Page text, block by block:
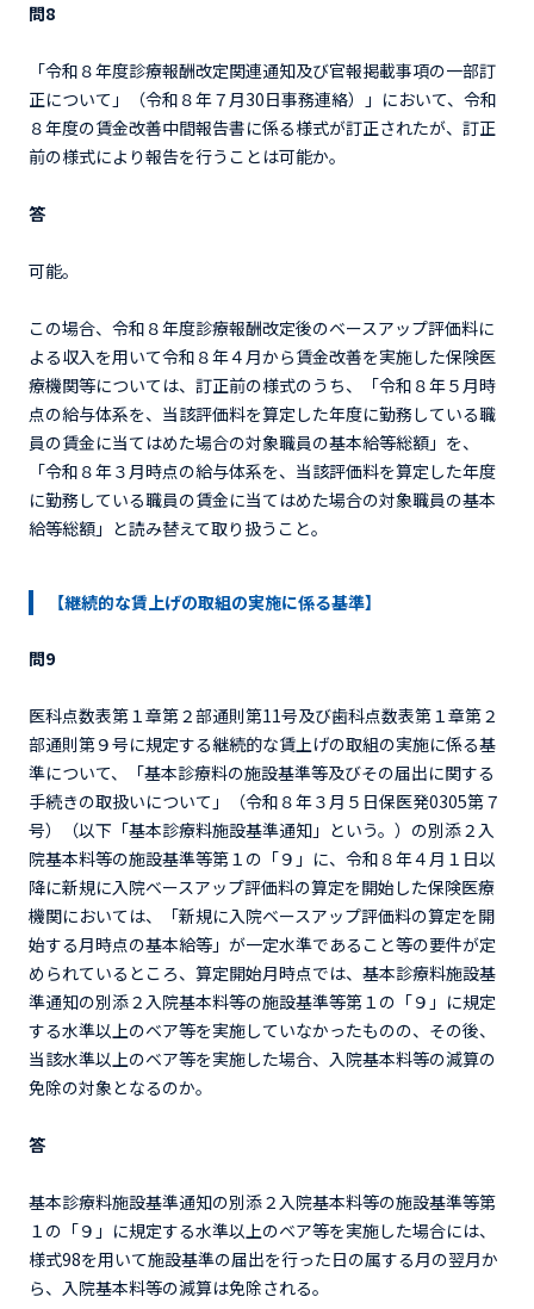
問8
「令和８年度診療報酬改定関連通知及び官報掲載事項の一部訂
正について」（令和８年７月30日事務連絡）」において、令和
８年度の賃金改善中間報告書に係る様式が訂正されたが、訂正
前の様式により報告を行うことは可能か。
答
可能。
この場合、令和８年度診療報酬改定後のベースアップ評価料に
よる収入を用いて令和８年４月から賃金改善を実施した保険医
療機関等については、訂正前の様式のうち、「令和８年５月時
点の給与体系を、当該評価料を算定した年度に勤務している職
員の賃金に当てはめた場合の対象職員の基本給等総額」を、
「令和８年３月時点の給与体系を、当該評価料を算定した年度
に勤務している職員の賃金に当てはめた場合の対象職員の基本
給等総額」と読み替えて取り扱うこと。
【継続的な賃上げの取組の実施に係る基準】
問9
医科点数表第１章第２部通則第11号及び歯科点数表第１章第２
部通則第９号に規定する継続的な賃上げの取組の実施に係る基
準について、「基本診療料の施設基準等及びその届出に関する
手続きの取扱いについて」（令和８年３月５日保医発0305第７
号）（以下「基本診療料施設基準通知」という。）の別添２入
院基本料等の施設基準等第１の「９」に、令和８年４月１日以
降に新規に入院ベースアップ評価料の算定を開始した保険医療
機関においては、「新規に入院ベースアップ評価料の算定を開
始する月時点の基本給等」が一定水準であること等の要件が定
められているところ、算定開始月時点では、基本診療料施設基
準通知の別添２入院基本料等の施設基準等第１の「９」に規定
する水準以上のベア等を実施していなかったものの、その後、
当該水準以上のベア等を実施した場合、入院基本料等の減算の
免除の対象となるのか。
答
基本診療料施設基準通知の別添２入院基本料等の施設基準等第
１の「９」に規定する水準以上のベア等を実施した場合には、
様式98を用いて施設基準の届出を行った日の属する月の翌月か
ら、入院基本料等の減算は免除される。